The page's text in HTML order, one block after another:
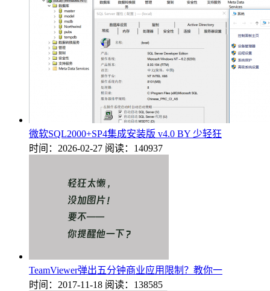
微软SQL2000+SP4集成安装版 v4.0 BY 少轻狂
时间：2026-02-27 阅读：140937
TeamViewer弹出五分钟商业应用限制？教你一
时间：2017-11-18 阅读：138585